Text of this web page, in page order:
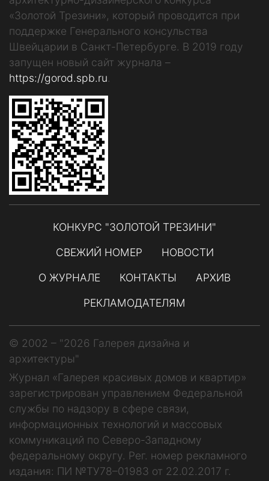
«Золотой Трезини», который проводится при
поддержке Генерального консульства
Швейцарии в Санкт-Петербурге. В 2019 году
запущен новый сайт журнала –
https://gorod.spb.ru.
КОНКУРС "ЗОЛОТОЙ ТРЕЗИНИ"
СВЕЖИЙ НОМЕР
НОВОСТИ
О ЖУРНАЛЕ
КОНТАКТЫ
АРХИВ
РЕКЛАМОДАТЕЛЯМ
© 2002 – "2026 Галерея дизайна и
архитектуры"
Журнал «Галерея красивых домов и квартир»
зарегистрирован управлением Федеральной
службы по надзору в сфере связи,
информационных технологий и массовых
коммуникаций по Северо-Западному
федеральному округу. Рег. номер рекламного
издания: ПИ №ТУ78–01983 от 22.02.2017 г.